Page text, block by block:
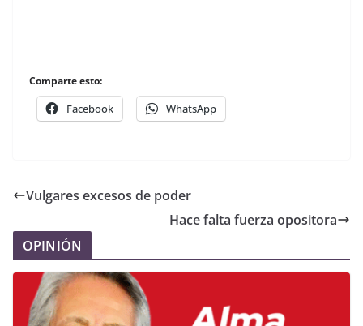
Comparte esto:
Facebook WhatsApp
Vulgares excesos de poder
Hace falta fuerza opositora
OPINIÓN